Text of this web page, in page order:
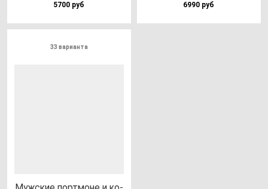
5700 руб 6990 руб
33 варианта